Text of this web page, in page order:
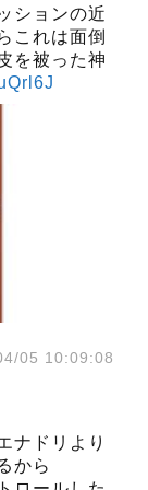
ションの近
これは面倒
を被った神
05 10:09:08
ナドリより
から